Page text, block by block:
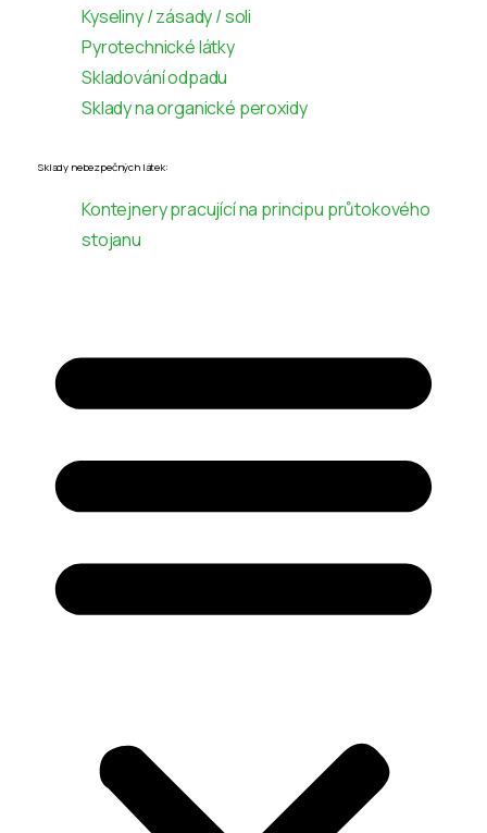
Kyseliny / zásady / soli
Pyrotechnické látky
Skladování odpadu
Sklady na organické peroxidy
Sklady nebezpečných látek:
Kontejnery pracující na principu průtokového
stojanu